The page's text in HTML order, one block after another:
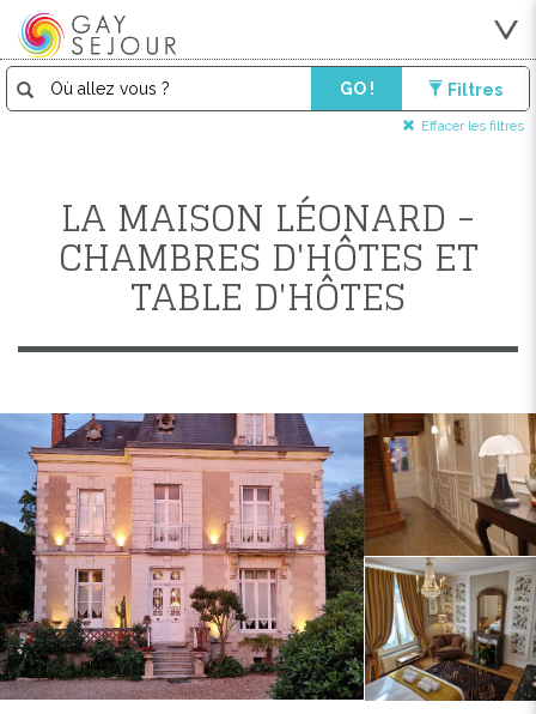
GO ! Filtres
Effacer les filtres
LA MAISON LÉONARD -
CHAMBRES D'HÔTES ET
TABLE D'HÔTES